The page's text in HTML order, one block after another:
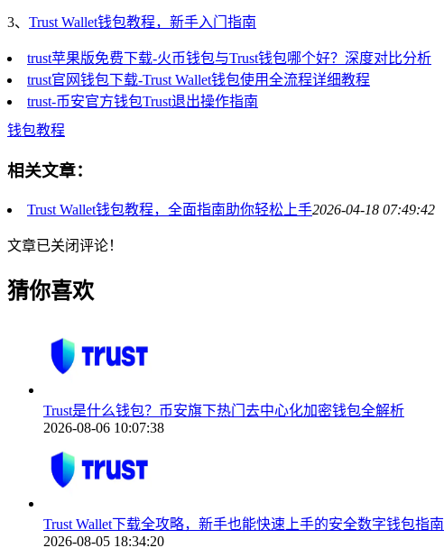
3、 Trust Wallet钱包教程，新手入门指南
trust苹果版免费下载-火币钱包与Trust钱包哪个好？深度对比分析
trust官网钱包下载-Trust Wallet钱包使用全流程详细教程
trust-币安官方钱包Trust退出操作指南
钱包教程
相关文章：
Trust Wallet钱包教程，全面指南助你轻松上手2026-04-18 07:49:42
文章已关闭评论！
猜你喜欢
Trust是什么钱包？币安旗下热门去中心化加密钱包全解析
2026-08-06 10:07:38
Trust Wallet下载全攻略，新手也能快速上手的安全数字钱包指南
2026-08-05 18:34:20